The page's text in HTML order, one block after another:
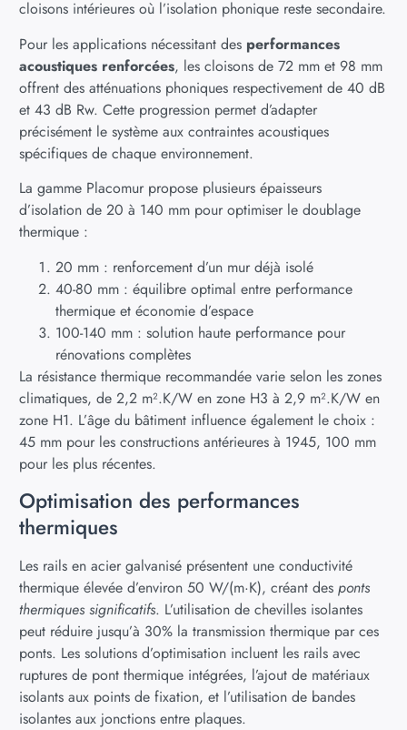
cloisons intérieures où l’isolation phonique reste secondaire.
Pour les applications nécessitant des performances
acoustiques renforcées, les cloisons de 72 mm et 98 mm
offrent des atténuations phoniques respectivement de 40 dB
et 43 dB Rw. Cette progression permet d’adapter
précisément le système aux contraintes acoustiques
spécifiques de chaque environnement.
La gamme Placomur propose plusieurs épaisseurs
d’isolation de 20 à 140 mm pour optimiser le doublage
thermique :
20 mm : renforcement d’un mur déjà isolé
40-80 mm : équilibre optimal entre performance
thermique et économie d’espace
100-140 mm : solution haute performance pour
rénovations complètes
La résistance thermique recommandée varie selon les zones
climatiques, de 2,2 m².K/W en zone H3 à 2,9 m².K/W en
zone H1. L’âge du bâtiment influence également le choix :
45 mm pour les constructions antérieures à 1945, 100 mm
pour les plus récentes.
Optimisation des performances
thermiques
Les rails en acier galvanisé présentent une conductivité
thermique élevée d’environ 50 W/(m·K), créant des ponts
thermiques significatifs. L’utilisation de chevilles isolantes
peut réduire jusqu’à 30% la transmission thermique par ces
ponts. Les solutions d’optimisation incluent les rails avec
ruptures de pont thermique intégrées, l’ajout de matériaux
isolants aux points de fixation, et l’utilisation de bandes
isolantes aux jonctions entre plaques.